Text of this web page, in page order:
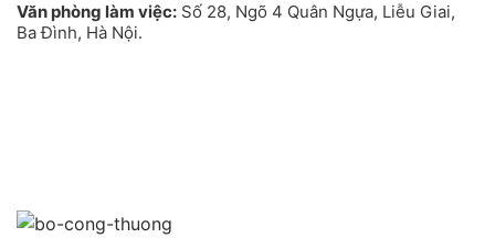
Văn phòng làm việc: Số 28, Ngõ 4 Quân Ngựa, Liễu Giai,
Ba Đình, Hà Nội.